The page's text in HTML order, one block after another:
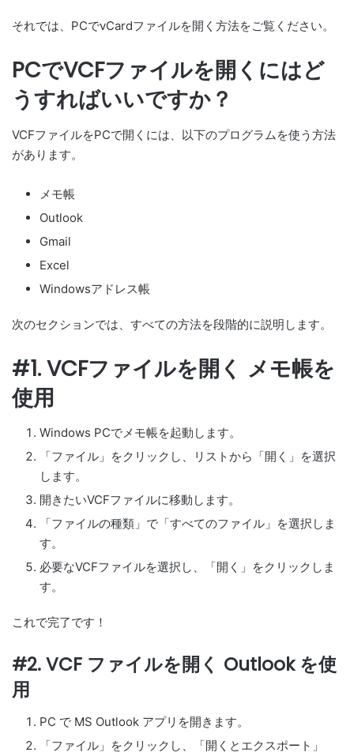
それでは、PCでvCardファイルを開く方法をご覧ください。
PCでVCFファイルを開くにはど
うすればいいですか？
VCFファイルをPCで開くには、以下のプログラムを使う方法
があります。
メモ帳
Outlook
Gmail
Excel
Windowsアドレス帳
次のセクションでは、すべての方法を段階的に説明します。
#1. VCFファイルを開く メモ帳を
使用
Windows PCでメモ帳を起動します。
「ファイル」をクリックし、リストから「開く」を選択
します。
開きたいVCFファイルに移動します。
「ファイルの種類」で「すべてのファイル」を選択しま
す。
必要なVCFファイルを選択し、「開く」をクリックしま
す。
これで完了です！
#2. VCF ファイルを開く Outlook を使
用
PC で MS Outlook アプリを開きます。
「ファイル」をクリックし、「開くとエクスポート」